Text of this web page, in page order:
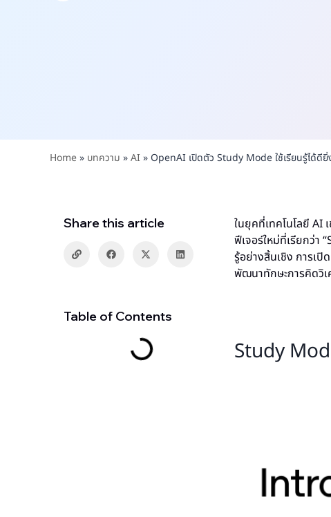
Home» บทความ »AI » OpenAI เปิดตัว Study Mode ใช้เรียนรู้ได้ดี
Share this article
Table of Contents
ในยุคที่เทคโนโลยี AI
ฟีเจอร์ใหม่ที่เรียกว่า
รู้อย่างสิ้นเชิง การเ
พัฒนาทักษะการคิดวิเ
Study